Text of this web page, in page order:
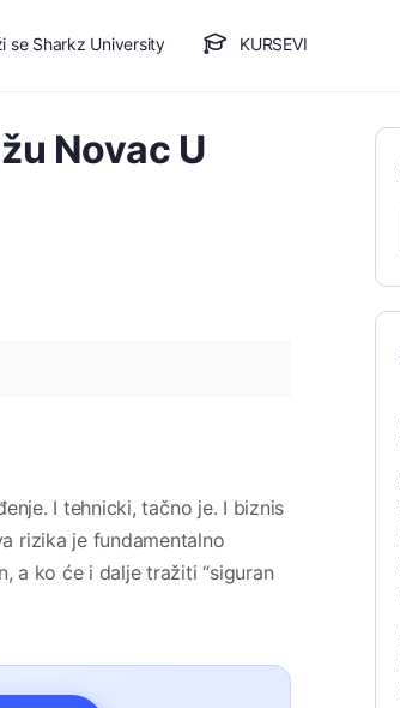
se Sharkz University KURSEVI
Novac U
I tehnicki, tačno je. I biznis
rizika je fundamentalno
a ko će i dalje tražiti “siguran